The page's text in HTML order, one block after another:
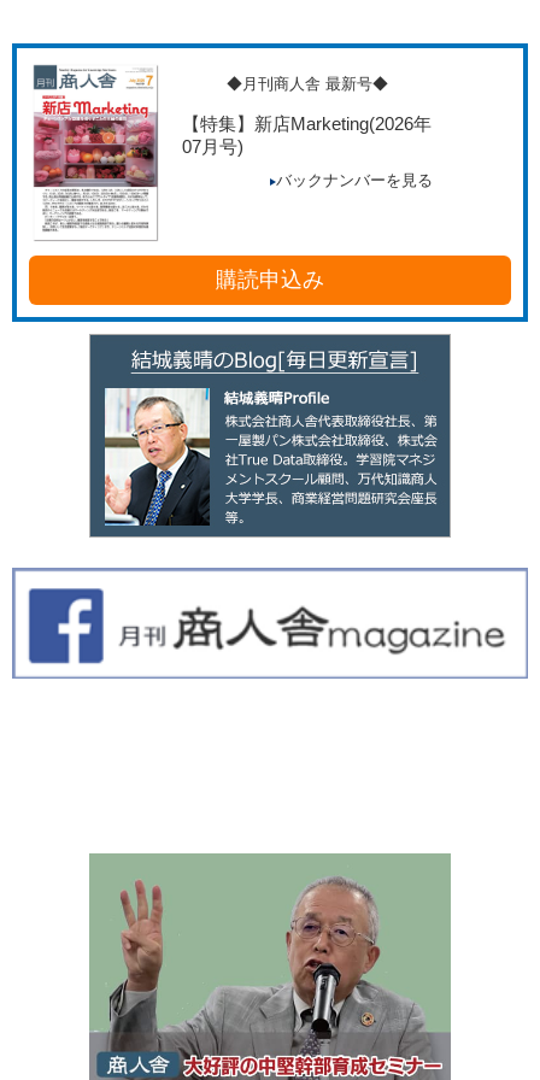
◆月刊商人舎 最新号◆
【特集】新店Marketing(2026年
07月号)
バックナンバーを見る
購読申込み